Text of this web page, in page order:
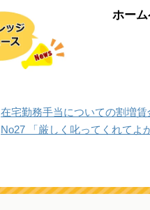
ホー
在宅勤務手当についての割増賃
No27 「厳しく叱ってくれてよ